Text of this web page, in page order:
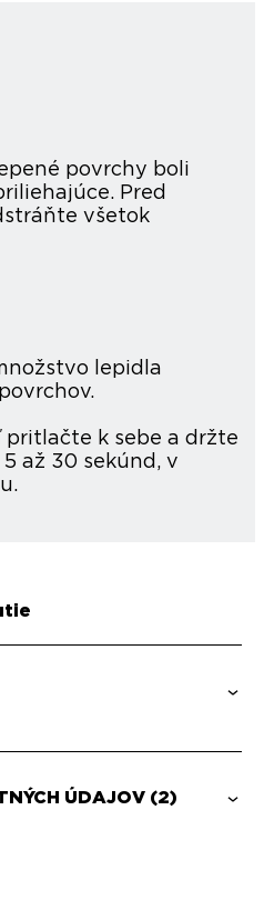
povrchy boli
Pred
všetok
lepidla
pritlačte k sebe a držte
až 30 sekúnd, v
ÚDAJOV (2)